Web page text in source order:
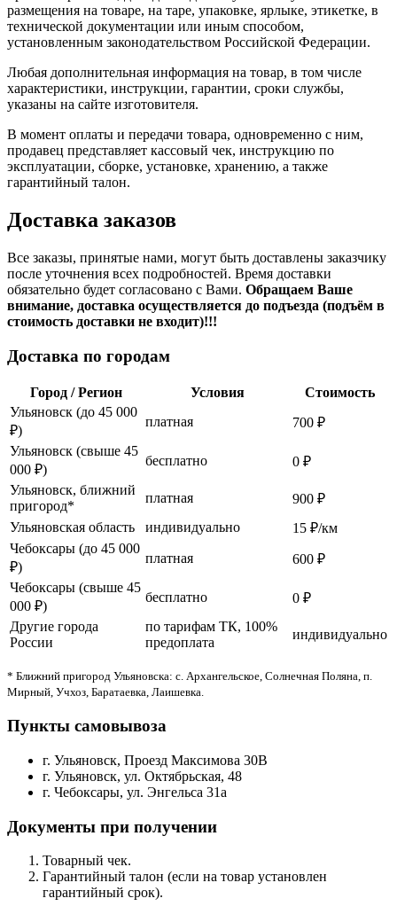
размещения на товаре, на таре, упаковке, ярлыке, этикетке, в
технической документации или иным способом,
установленным законодательством Российской Федерации.
Любая дополнительная информация на товар, в том числе
характеристики, инструкции, гарантии, сроки службы,
указаны на сайте изготовителя.
В момент оплаты и передачи товара, одновременно с ним,
продавец представляет кассовый чек, инструкцию по
эксплуатации, сборке, установке, хранению, а также
гарантийный талон.
Доставка заказов
Все заказы, принятые нами, могут быть доставлены заказчику
после уточнения всех подробностей. Время доставки
обязательно будет согласовано с Вами. Обращаем Ваше
внимание, доставка осуществляется до подъезда (подъём в
стоимость доставки не входит)!!!
Доставка по городам
Город / Регион Условия
Стоимость
Ульяновск (до 45 000
₽)
платная
700 ₽
Ульяновск (свыше 45
000 ₽)
бесплатно
0 ₽
Ульяновск, ближний
пригород*
платная
900 ₽
Ульяновская область
индивидуально
15 ₽/км
Чебоксары (до 45 000
₽)
платная
600 ₽
Чебоксары (свыше 45
000 ₽)
бесплатно
0 ₽
Другие города
России
по тарифам ТК, 100%
предоплата
индивидуально
* Ближний пригород Ульяновска: с. Архангельское, Солнечная Поляна, п.
Мирный, Учхоз, Баратаевка, Лаишевка.
Пункты самовывоза
г. Ульяновск, Проезд Максимова 30В
г. Ульяновск, ул. Октябрьская, 48
г. Чебоксары, ул. Энгельса 31а
Документы при получении
Товарный чек.
Гарантийный талон (если на товар установлен
гарантийный срок).